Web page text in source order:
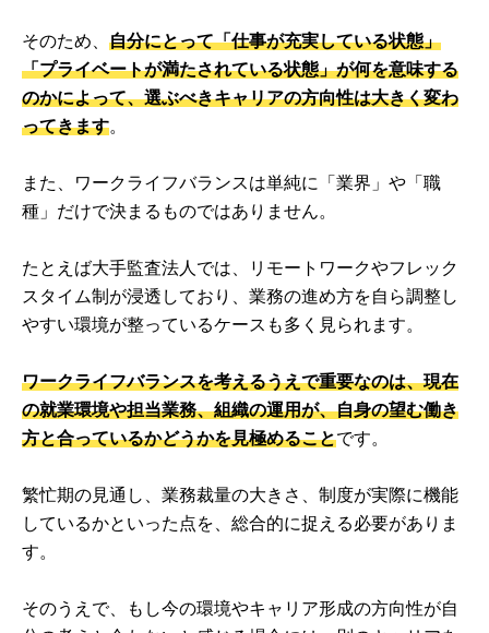
そのため、 自分にとって「仕事が充実している状態」
「プライベートが満たされている状態」が何を意味する
のかによって、選ぶべきキャリアの方向性は大きく変わ
ってきます。
また、ワークライフバランスは単純に「業界」や「職
種」だけで決まるものではありません。
たとえば大手監査法人では、リモートワークやフレック
スタイム制が浸透しており、業務の進め方を自ら調整し
やすい環境が整っているケースも多く見られます。
ワークライフバランスを考えるうえで重要なのは、現在
の就業環境や担当業務、組織の運用が、自身の望む働き
方と合っているかどうかを見極めることです。
繁忙期の見通し、業務裁量の大きさ、制度が実際に機能
しているかといった点を、総合的に捉える必要がありま
す。
そのうえで、もし今の環境やキャリア形成の方向性が自